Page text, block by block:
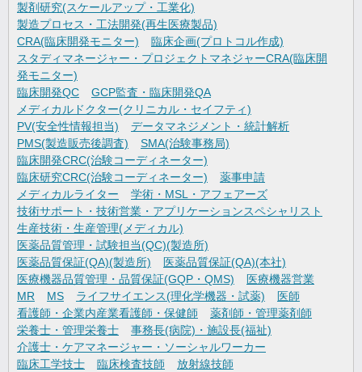
製剤研究(スケールアップ・工業化)
製造プロセス・工法開発(再生医療製品)
CRA(臨床開発モニター)
臨床企画(プロトコル作成)
スタディマネージャー・プロジェクトマネジャーCRA(臨床開
発モニター)
臨床開発QC
GCP監査・臨床開発QA
メディカルドクター(クリニカル・セイフティ)
PV(安全性情報担当)
データマネジメント・統計解析
PMS(製造販売後調査)
SMA(治験事務局)
臨床開発CRC(治験コーディネーター)
臨床研究CRC(治験コーディネーター)
薬事申請
メディカルライター
学術・MSL・アフェアーズ
技術サポート・技術営業・アプリケーションスペシャリスト
生産技術・生産管理(メディカル)
医薬品質管理・試験担当(QC)(製造所)
医薬品質保証(QA)(製造所)
医薬品質保証(QA)(本社)
医療機器品質管理・品質保証(GQP・QMS)
医療機器営業
MR
MS ライフサイエンス(理化学機器・試薬)
医師
看護師・企業内産業看護師・保健師
薬剤師・管理薬剤師
栄養士・管理栄養士
事務長(病院)・施設長(福祉)
介護士・ケアマネージャー・ソーシャルワーカー
臨床工学技士
臨床検査技師
放射線技師